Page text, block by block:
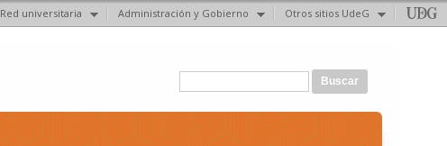
Red universitaria Administración y Gobierno Otros sitios UdeG
Formulario de búsqueda